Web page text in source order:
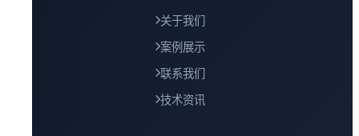
关于我们
案例展示
联系我们
技术资讯